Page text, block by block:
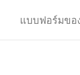
แบบฟอร์มข